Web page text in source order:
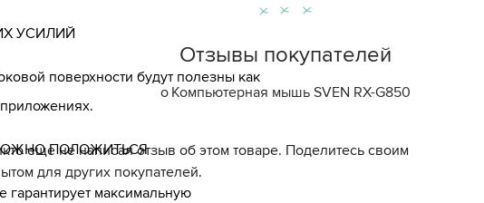
УСИЛИЙ
поверхности будут полезны как
ПОЛОЖИТЬСЯ
гарантирует максимальную
Отзывы покупателей
о Компьютерная мышь SVEN RX-G850
еще не написал отзыв об этом товаре. Поделитесь своим
для других покупателей.